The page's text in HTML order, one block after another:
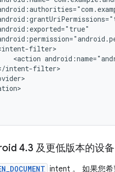
<action
4.3 及更低版本的设备
intent 。 如果您